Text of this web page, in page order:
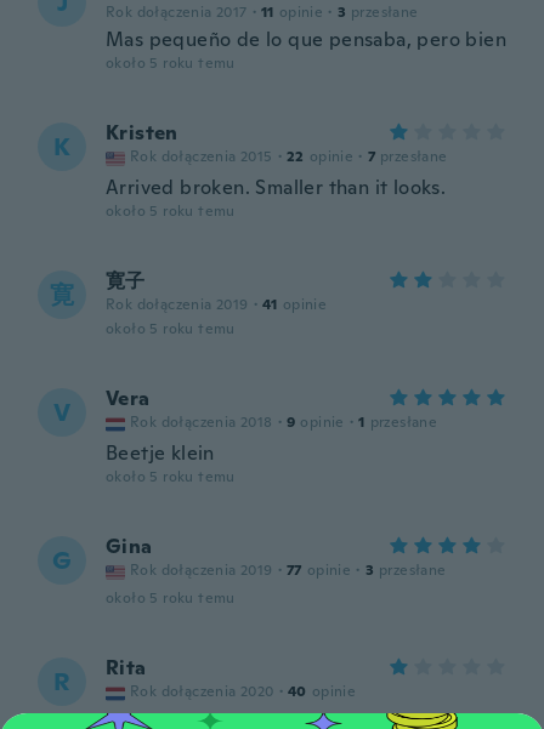
Rok dołączenia 2017 · 11 opinie · 3 przesłane
Mas pequeño de lo que pensaba, pero bien
około 5 roku temu
K Kristen
Rok dołączenia 2015 · 22 opinie · 7 przesłane
Arrived broken. Smaller than it looks.
około 5 roku temu
寛 寛子
Rok dołączenia 2019 · 41 opinie
około 5 roku temu
V Vera
Rok dołączenia 2018 · 9 opinie · 1 przesłane
Beetje klein
około 5 roku temu
G Gina
Rok dołączenia 2019 · 77 opinie · 3 przesłane
około 5 roku temu
R Rita
Rok dołączenia 2020 · 40 opinie
Veel te klein en hele slechteafwerking